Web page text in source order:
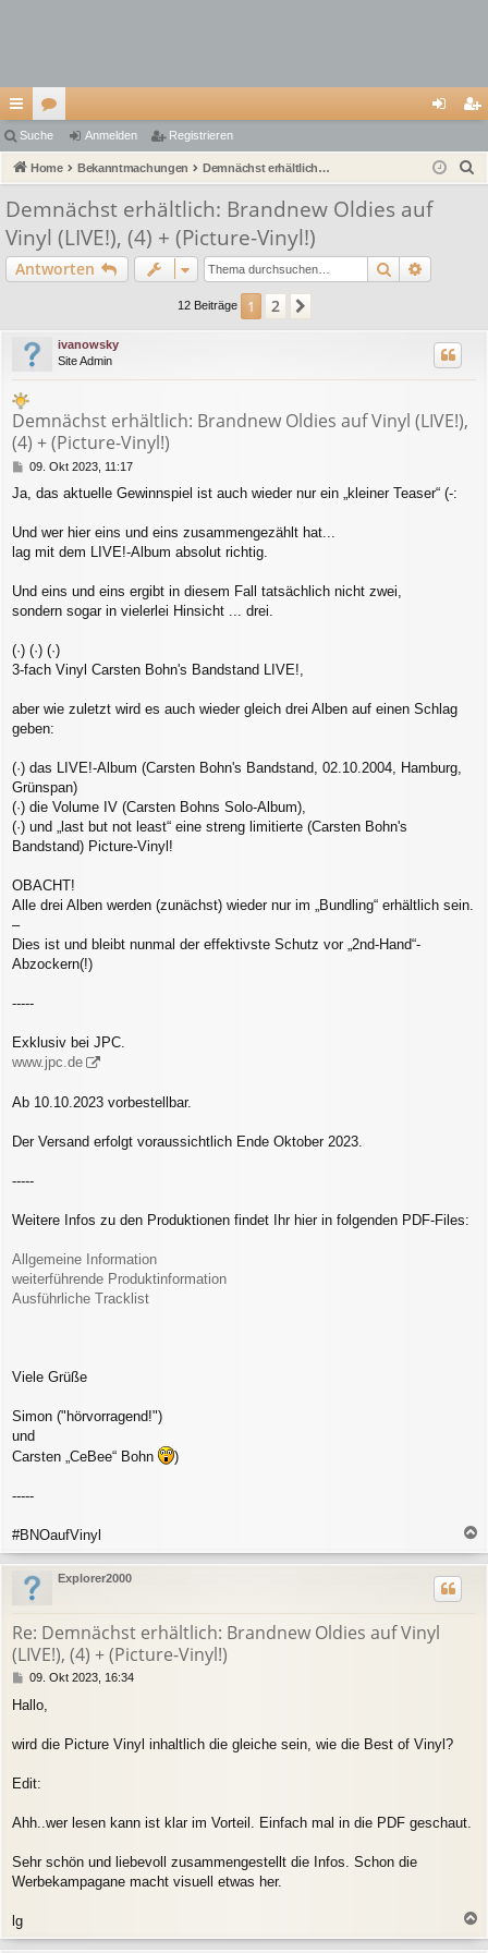
ch
ne
llz
ug
riff
or
en m ist
Suche Anmelden Registrieren
Home Bekanntmachungen Demnächst erhältlich: Brandnew Oldies auf Vinyl (LIVE!), (4) + (Picture-Vinyl!)
Demnächst erhältlich: Brandnew Oldies auf
Vinyl (LIVE!), (4) + (Picture-Vinyl!)
Antworten Suche
12 Beiträge 1 2
ivanowsky
Site Admin
Demnächst erhältlich: Brandnew Oldies auf Vinyl (LIVE!),
(4) + (Picture-Vinyl!)
B
i
r
a
g
09. Okt 2023, 11:17
Ja, das aktuelle Gewinnspiel ist auch wieder nur ein „kleiner Teaser“ (-:
Und wer hier eins und eins zusammengezählt hat...
lag mit dem LIVE!-Album absolut richtig.
Und eins und eins ergibt in diesem Fall tatsächlich nicht zwei,
sondern sogar in vielerlei Hinsicht ... drei.
(·) (·) (·)
3-fach Vinyl Carsten Bohn's Bandstand LIVE!,
aber wie zuletzt wird es auch wieder gleich drei Alben auf einen Schlag
geben:
(·) das LIVE!-Album (Carsten Bohn's Bandstand, 02.10.2004, Hamburg,
Grünspan)
(·) die Volume IV (Carsten Bohns Solo-Album),
(·) und „last but not least“ eine streng limitierte (Carsten Bohn's
Bandstand) Picture-Vinyl!
OBACHT!
Alle drei Alben werden (zunächst) wieder nur im „Bundling“ erhältlich sein.
–
Dies ist und bleibt nunmal der effektivste Schutz vor „2nd-Hand“-
Abzockern(!)
-----
Exklusiv bei JPC.
www.jpc.de
Ab 10.10.2023 vorbestellbar.
Der Versand erfolgt voraussichtlich Ende Oktober 2023.
-----
Weitere Infos zu den Produktionen findet Ihr hier in folgenden PDF-Files:
Allgemeine Information
weiterführende Produktinformation
Ausführliche Tracklist
Viele Grüße
Simon ("hörvorragend!")
und
Carsten „CeBee“ Bohn
)
-----
#BNOaufVinyl
c
Explorer2000
Re: Demnächst erhältlich: Brandnew Oldies auf Vinyl
(LIVE!), (4) + (Picture-Vinyl!)
B
i
r
g
09. Okt 2023, 16:34
Hallo,
wird die Picture Vinyl inhaltlich die gleiche sein, wie die Best of Vinyl?
Edit:
Ahh..wer lesen kann ist klar im Vorteil. Einfach mal in die PDF geschaut.
Sehr schön und liebevoll zusammengestellt die Infos. Schon die
Werbekampagane macht visuell etwas her.
lg
a